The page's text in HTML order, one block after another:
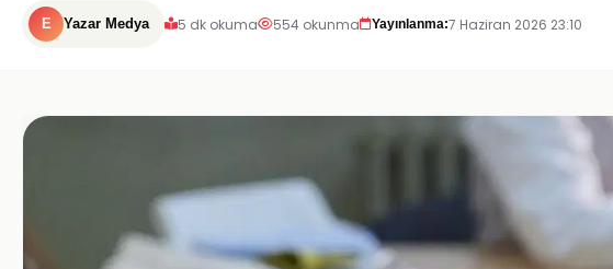
E Yazar Medya 5 dk okuma 554 okunma Yayınlanma:7 Haziran 2026 23:10